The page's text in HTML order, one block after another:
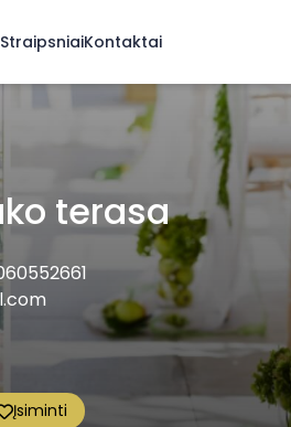
StraipsniaiKontaktai
terasa
Įsiminti